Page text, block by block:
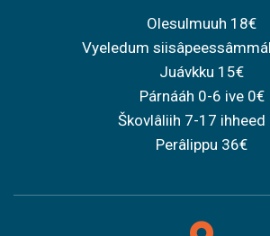
Olesulmuuh 18€
Vyeledum
Juávkku 15€
Párnááh 0-6 ive 0€
Škovlâliih 7-17 ihheed
Perâlippu 36€